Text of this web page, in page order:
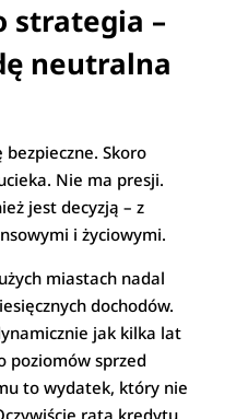
strategia –
neutralna
Skoro
Nie ma presji.
jest decyzją – z
i życiowymi.
miastach nadal
dochodów.
jak kilka lat
poziomów sprzed
to wydatek, który nie
rata kredytu